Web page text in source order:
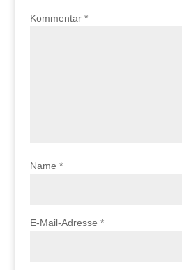
Kommentar *
Name *
E-Mail-Adresse *